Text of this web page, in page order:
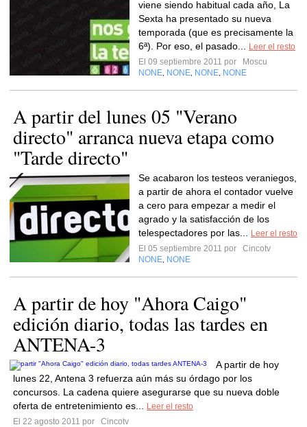
viene siendo habitual cada año, La
Sexta ha presentado su nueva
temporada (que es precisamente la
6ª). Por eso, el pasado...
Leer el resto
El 09 septiembre 2011 por
Moscu
NONE NONE NONE NONE
A partir del lunes 05 "Verano
directo" arranca nueva etapa como
"Tarde directo"
Se acabaron los testeos veraniegos,
a partir de ahora el contador vuelve
a cero para empezar a medir el
agrado y la satisfacción de los
telespectadores por las...
Leer el resto
El 05 septiembre 2011 por
Cincotv
NONE NONE
A partir de hoy "Ahora Caigo"
edición diario, todas las tardes en
ANTENA-3
A partir de hoy
lunes 22, Antena 3 refuerza aún más su órdago por los
concursos. La cadena quiere asegurarse que su nueva doble
oferta de entretenimiento es...
Leer el resto
El 22 agosto 2011 por
Cincotv